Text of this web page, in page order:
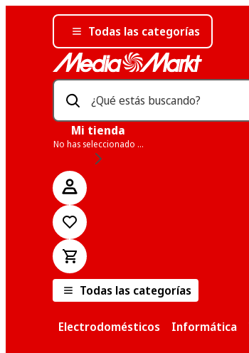
Todas las categorías
¿Qué estás buscando?
Mi tienda
No has seleccionado una tienda
Todas las categorías
Electrodomésticos Informática